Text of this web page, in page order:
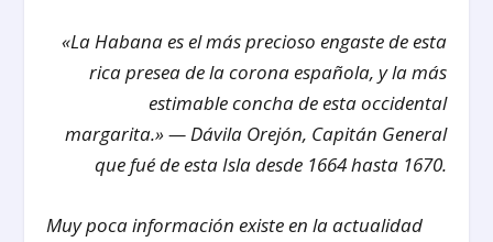
«La Habana es el más precioso engaste de esta
rica presea de la corona española, y la más
estimable concha de esta occidental
margarita.» — Dávila Orejón, Capitán General
que fué de esta Isla desde 1664 hasta 1670.
Muy poca información existe en la actualidad